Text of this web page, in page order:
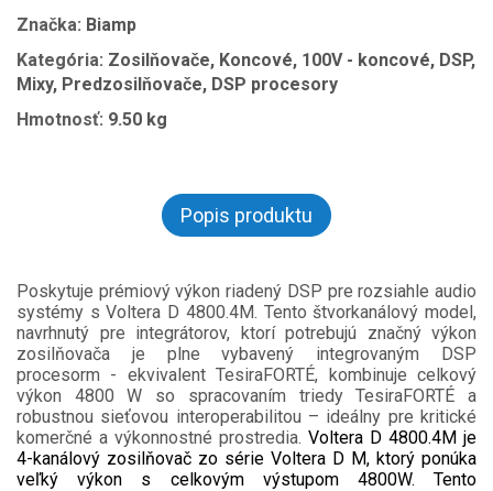
Značka: Biamp
Kategória: Zosilňovače, Koncové, 100V - koncové, DSP,
Mixy, Predzosilňovače, DSP procesory
Hmotnosť: 9.50 kg
Popis produktu
Poskytuje prémiový výkon riadený DSP pre rozsiahle audio
systémy s Voltera D 4800.4M. Tento štvorkanálový model,
navrhnutý pre integrátorov, ktorí potrebujú značný výkon
zosilňovača je plne vybavený integrovaným DSP
procesorm - ekvivalent TesiraFORTÉ, kombinuje celkový
výkon 4800 W so spracovaním triedy TesiraFORTÉ a
robustnou sieťovou interoperabilitou – ideálny pre kritické
komerčné a výkonnostné prostredia. Voltera D 4800.4M je
4-kanálový zosilňovač zo série Voltera D M, ktorý ponúka
veľký výkon s celkovým výstupom 4800W. Tento